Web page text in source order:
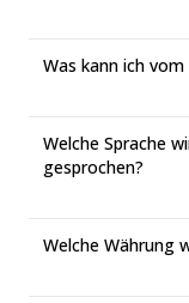
Was kann ich
Welche Sprache
gesprochen?
Welche Währung